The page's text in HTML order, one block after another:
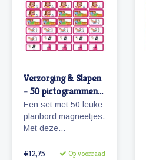
Verzorging & Slapen
- 50 pictogrammen
(meisje)
Een set met 50 leuke
planbord magneetjes.
Met deze
je bijvoorbeeld het
€12,75 Op voorraad